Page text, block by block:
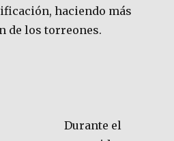
haciendo más
de los torreones.
Durante el